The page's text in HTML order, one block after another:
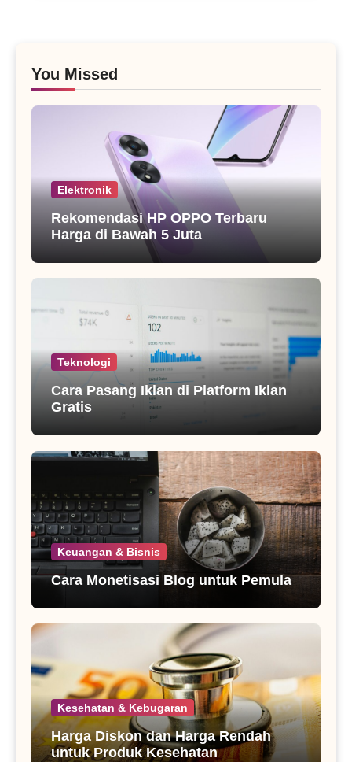
You Missed
Elektronik
Rekomendasi HP OPPO Terbaru
Harga di Bawah 5 Juta
Teknologi
Cara Pasang Iklan di Platform Iklan
Gratis
Keuangan & Bisnis
Cara Monetisasi Blog untuk Pemula
Kesehatan & Kebugaran
Harga Diskon dan Harga Rendah
untuk Produk Kesehatan